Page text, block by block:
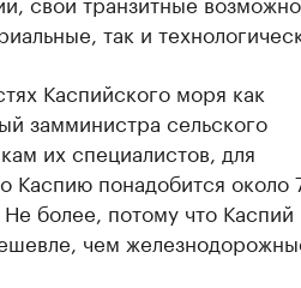
так и
Каспийского моря как
замминистра сельского
их специалистов, для
Каспию понадобится около
более, потому что Каспий
чем